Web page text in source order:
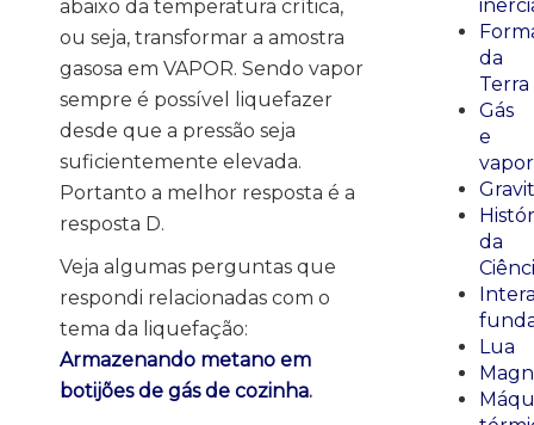
abaixo da temperatura crítica,
ou seja, transformar a amostra
gasosa em VAPOR. Sendo vapor
sempre é possível liquefazer
desde que a pressão seja
suficientemente elevada.
Portanto a melhor resposta é a
resposta D.
Veja algumas perguntas que
respondi relacionadas com o
tema da liquefação:
Armazenando metano em
botijões de gás de cozinha.
da
Terra
Gás
e
vapor
da
Lua